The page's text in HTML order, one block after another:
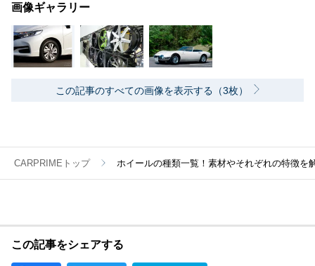
画像ギャラリー
この記事のすべての画像を表示する（3枚）
CARPRIMEトップ ホイールの種類一覧！素材やそれぞれの特徴を
この記事をシェアする